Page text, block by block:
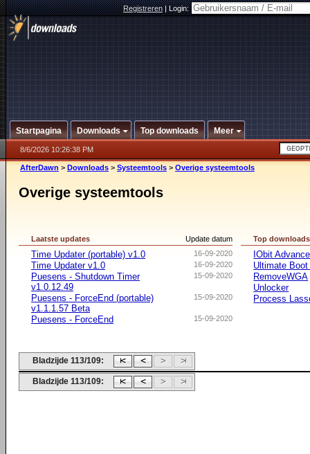
Registreren|Login:
Startpagina Downloads Top downloads Meer
8/6/2026 10:26:38 PM
AfterDawn > Downloads > Systeemtools > Overige systeemtools
Overige systeemtools
Update datum
Laatste updates
16-09-2020
Time Updater (portable) v1.0
16-09-2020
Time Updater v1.0
15-09-2020
Puesens - Shutdown Timer
v1.0.12.49
15-09-2020
Puesens - ForceEnd (portable)
v1.1.1.57 Beta
15-09-2020
Puesens - ForceEnd
Top downloads
IObit
Ultimate
RemoveWGA
Unlocker
Process
Bladzijde 113/109:
Bladzijde 113/109: